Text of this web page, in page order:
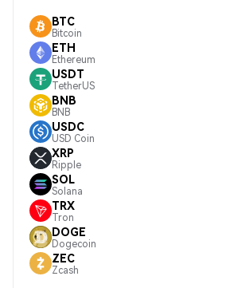
BTC
Bitcoin
ETH
Ethereum
USDT
TetherUS
BNB
BNB
USDC
USD Coin
XRP
Ripple
SOL
Solana
TRX
Tron
DOGE
Dogecoin
ZEC
Zcash